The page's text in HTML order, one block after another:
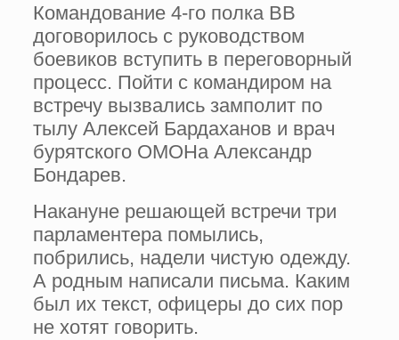
Командование 4-го полка ВВ
договорилось с руководством
боевиков вступить в переговорный
процесс. Пойти с командиром на
встречу вызвались замполит по
тылу Алексей Бардаханов и врач
бурятского ОМОНа Александр
Бондарев.
Накануне решающей встречи три
парламентера помылись,
побрились, надели чистую одежду.
А родным написали письма. Каким
был их текст, офицеры до сих пор
не хотят говорить.